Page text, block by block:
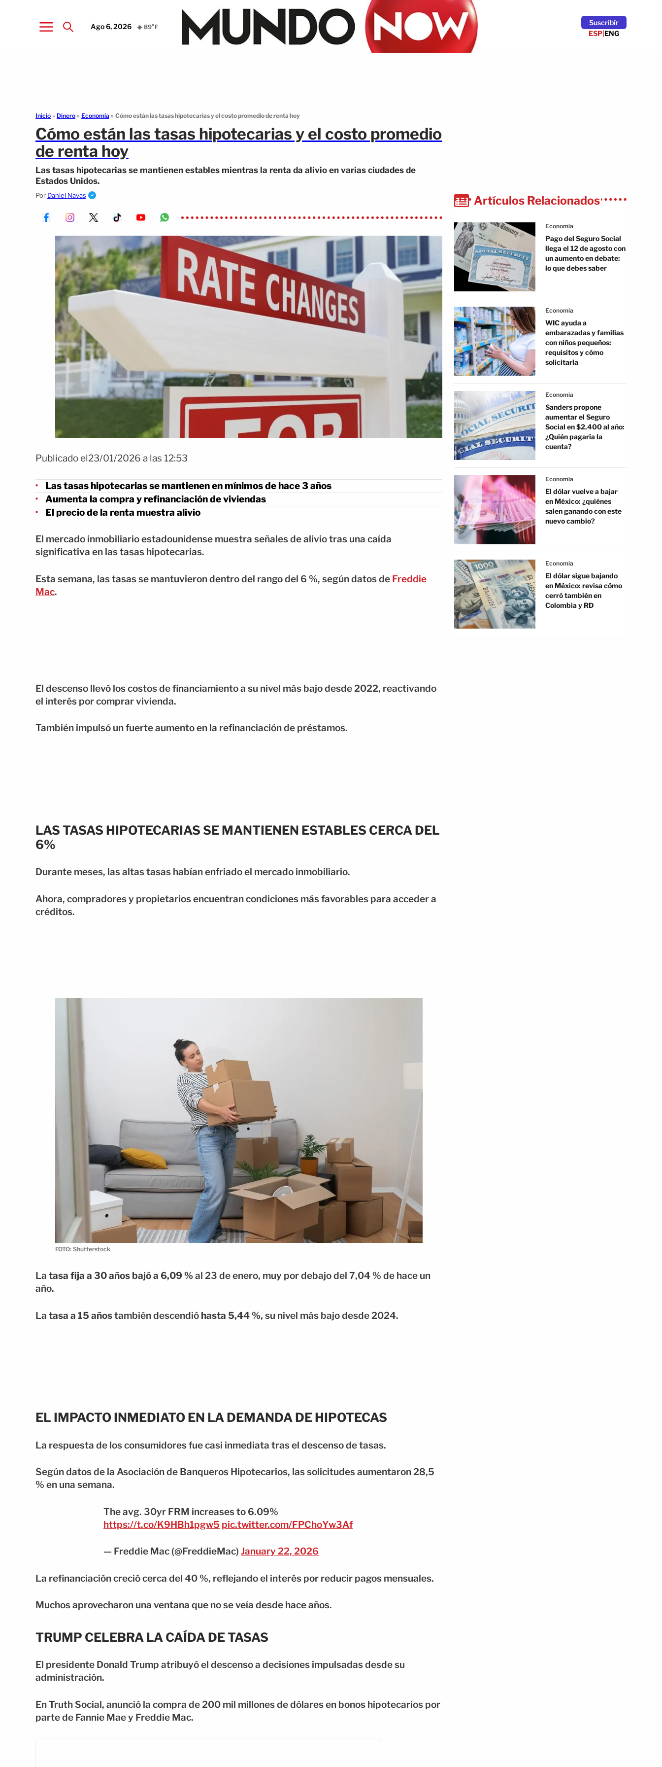
Ago 6, 2026 ☀️ 89°F
Suscribír
ESP|ENG
Inicio » Dinero » Economía » Cómo están las tasas hipotecarias y el costo promedio de renta hoy
Cómo están las tasas hipotecarias y el costo promedio
de renta hoy
Las tasas hipotecarias se mantienen estables mientras la renta da alivio en varias ciudades de
Estados Unidos.
Por Daniel Navas
Publicado el23/01/2026 a las 12:53
Las tasas hipotecarias se mantienen en mínimos de hace 3 años
Aumenta la compra y refinanciación de viviendas
El precio de la renta muestra alivio
El mercado inmobiliario estadounidense muestra señales de alivio tras una caída
significativa en las tasas hipotecarias.
Esta semana, las tasas se mantuvieron dentro del rango del 6 %, según datos de Freddie
Mac.
El descenso llevó los costos de financiamiento a su nivel más bajo desde 2022, reactivando
el interés por comprar vivienda.
También impulsó un fuerte aumento en la refinanciación de préstamos.
LAS TASAS HIPOTECARIAS SE MANTIENEN ESTABLES CERCA DEL
6%
Durante meses, las altas tasas habían enfriado el mercado inmobiliario.
Ahora, compradores y propietarios encuentran condiciones más favorables para acceder a
créditos.
FOTO: Shutterstock
La tasa fija a 30 años bajó a 6,09 %al 23 de enero, muy por debajo del 7,04 % de hace un
año.
La tasa a 15 añostambién descendió hasta 5,44 %, su nivel más bajo desde 2024.
EL IMPACTO INMEDIATO EN LA DEMANDA DE HIPOTECAS
La respuesta de los consumidores fue casi inmediata tras el descenso de tasas.
Según datos de la Asociación de Banqueros Hipotecarios, las solicitudes aumentaron 28,5
% en una semana.
The avg. 30yr FRM increases to 6.09%
https://t.co/K9HBh1pgw5 pic.twitter.com/FPChoYw3Af
— Freddie Mac (@FreddieMac) January 22, 2026
La refinanciación creció cerca del 40 %, reflejando el interés por reducir pagos mensuales.
Muchos aprovecharon una ventana que no se veía desde hace años.
TRUMP CELEBRA LA CAÍDA DE TASAS
El presidente Donald Trump atribuyó el descenso a decisiones impulsadas desde su
administración.
En Truth Social, anunció la compra de 200 mil millones de dólares en bonos hipotecarios por
parte de Fannie Mae y Freddie Mac.
Artículos Relacionados
Economia
Pago del Seguro Social
llega el 12 de agosto con
un aumento en debate:
lo que debes saber
Economia
WIC ayuda a
embarazadas y familias
con niños pequeños:
requisitos y cómo
solicitarla
Economia
Sanders propone
aumentar el Seguro
Social en $2.400 al año:
¿Quién pagaría la
cuenta?
Economia
El dólar vuelve a bajar
en México: ¿quiénes
salen ganando con este
nuevo cambio?
Economia
El dólar sigue bajando
en México: revisa cómo
cerró también en
Colombia y RD